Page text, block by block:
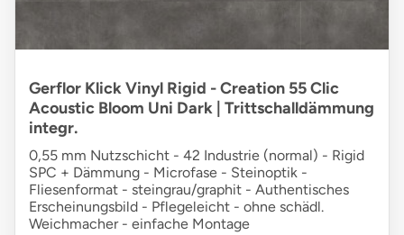
Gerflor Klick Vinyl Rigid - Creation 55 Clic
Acoustic Bloom Uni Dark | Trittschalldämmung
integr.
0,55 mm Nutzschicht - 42 Industrie (normal) - Rigid
SPC + Dämmung - Microfase - Steinoptik -
Fliesenformat - steingrau/graphit - Authentisches
Erscheinungsbild - Pflegeleicht - ohne schädl.
Weichmacher - einfache Montage